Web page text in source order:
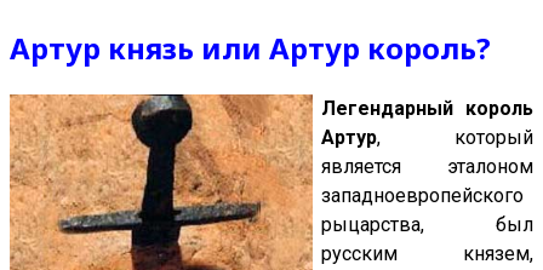
Артур князь или Артур король?
Легендарный король
Артур, который
является эталоном
западноевропейского
рыцарства, был
русским князем,